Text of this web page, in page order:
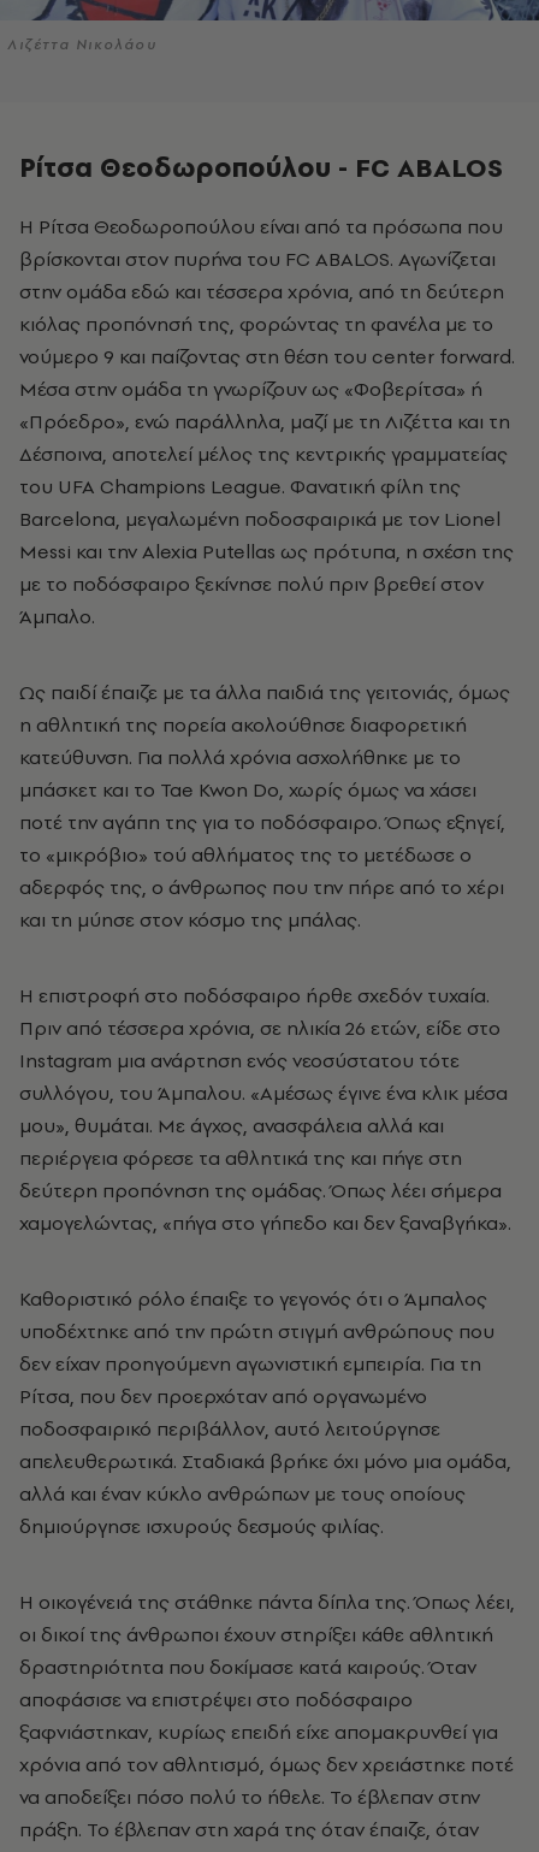
Λιζέττα Νικολάου
Ρίτσα Θεοδωροπούλου - FC ABALOS
Η Ρίτσα Θεοδωροπούλου είναι από τα πρόσωπα που
βρίσκονται στον πυρήνα του FC ABALOS. Αγωνίζεται
στην ομάδα εδώ και τέσσερα χρόνια, από τη δεύτερη
κιόλας προπόνησή της, φορώντας τη φανέλα με το
νούμερο 9 και παίζοντας στη θέση του center forward.
Μέσα στην ομάδα τη γνωρίζουν ως «Φοβερίτσα» ή
«Πρόεδρο», ενώ παράλληλα, μαζί με τη Λιζέττα και τη
Δέσποινα, αποτελεί μέλος της κεντρικής γραμματείας
του UFA Champions League. Φανατική φίλη της
Barcelona, μεγαλωμένη ποδοσφαιρικά με τον Lionel
Messi και την Alexia Putellas ως πρότυπα, η σχέση της
με το ποδόσφαιρο ξεκίνησε πολύ πριν βρεθεί στον
Άμπαλο.
Ως παιδί έπαιζε με τα άλλα παιδιά της γειτονιάς, όμως
η αθλητική της πορεία ακολούθησε διαφορετική
κατεύθυνση. Για πολλά χρόνια ασχολήθηκε με το
μπάσκετ και το Tae Kwon Do, χωρίς όμως να χάσει
ποτέ την αγάπη της για το ποδόσφαιρο. Όπως εξηγεί,
το «μικρόβιο» τού αθλήματος της το μετέδωσε ο
αδερφός της, ο άνθρωπος που την πήρε από το χέρι
και τη μύησε στον κόσμο της μπάλας.
Η επιστροφή στο ποδόσφαιρο ήρθε σχεδόν τυχαία.
Πριν από τέσσερα χρόνια, σε ηλικία 26 ετών, είδε στο
Instagram μια ανάρτηση ενός νεοσύστατου τότε
συλλόγου, του Άμπαλου. «Αμέσως έγινε ένα κλικ μέσα
μου», θυμάται. Με άγχος, ανασφάλεια αλλά και
περιέργεια φόρεσε τα αθλητικά της και πήγε στη
δεύτερη προπόνηση της ομάδας. Όπως λέει σήμερα
χαμογελώντας, «πήγα στο γήπεδο και δεν ξαναβγήκα».
Καθοριστικό ρόλο έπαιξε το γεγονός ότι ο Άμπαλος
υποδέχτηκε από την πρώτη στιγμή ανθρώπους που
δεν είχαν προηγούμενη αγωνιστική εμπειρία. Για τη
Ρίτσα, που δεν προερχόταν από οργανωμένο
ποδοσφαιρικό περιβάλλον, αυτό λειτούργησε
απελευθερωτικά. Σταδιακά βρήκε όχι μόνο μια ομάδα,
αλλά και έναν κύκλο ανθρώπων με τους οποίους
δημιούργησε ισχυρούς δεσμούς φιλίας.
Η οικογένειά της στάθηκε πάντα δίπλα της. Όπως λέει,
οι δικοί της άνθρωποι έχουν στηρίξει κάθε αθλητική
δραστηριότητα που δοκίμασε κατά καιρούς. Όταν
αποφάσισε να επιστρέψει στο ποδόσφαιρο
ξαφνιάστηκαν, κυρίως επειδή είχε απομακρυνθεί για
χρόνια από τον αθλητισμό, όμως δεν χρειάστηκε ποτέ
να αποδείξει πόσο πολύ το ήθελε. Το έβλεπαν στην
πράξη. Το έβλεπαν στη χαρά της όταν έπαιζε, όταν